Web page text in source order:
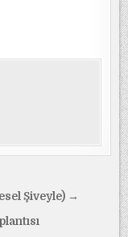
Şiveyle) →